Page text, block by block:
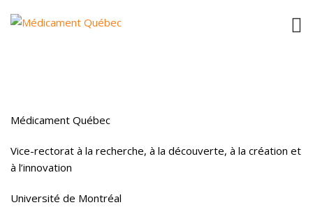
ÉQUIPE DE DIRECTION
Médicament Québec
Vice-rectorat à la recherche, à la découverte, à la création et
à l’innovation
Université de Montréal